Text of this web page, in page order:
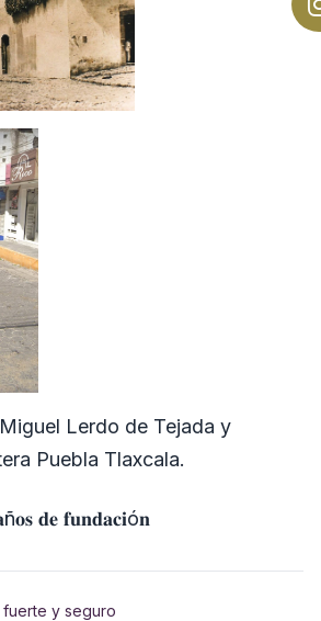
Lerdo de Tejada y
Puebla Tlaxcala.
𝐝𝐞 𝐟𝐮𝐧𝐝𝐚𝐜𝐢ó𝐧
y seguro